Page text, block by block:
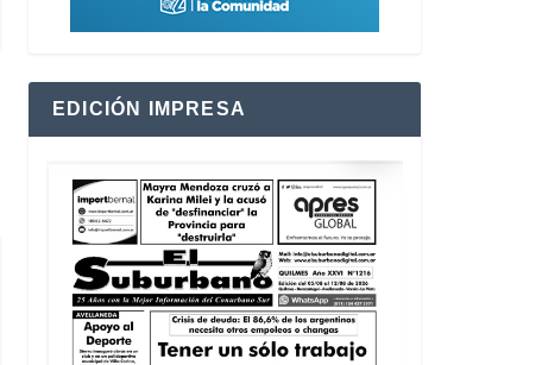
EDICIÓN IMPRESA